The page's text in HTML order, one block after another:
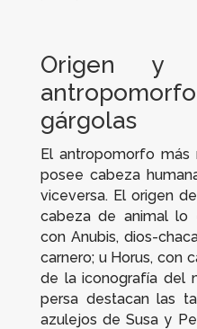
Origen y
gárgolas
El antropomorfo
posee cabeza
viceversa. El origen
cabeza de animal lo
con Anubis, dios-
carnero; u Horus, con
de la iconografía del
persa destacan las
azulejos de Susa y